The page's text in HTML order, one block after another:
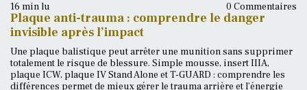
16 min lu 0 Commentaires
Plaque anti-trauma : comprendre le danger
invisible après l’impact
Une plaque balistique peut arrêter une munition sans supprimer
totalement le risque de blessure. Simple mousse, insert IIIA,
plaque ICW, plaque IV Stand Alone et T-GUARD : comprendre les
différences permet de mieux gérer le trauma arrière et l’énergie